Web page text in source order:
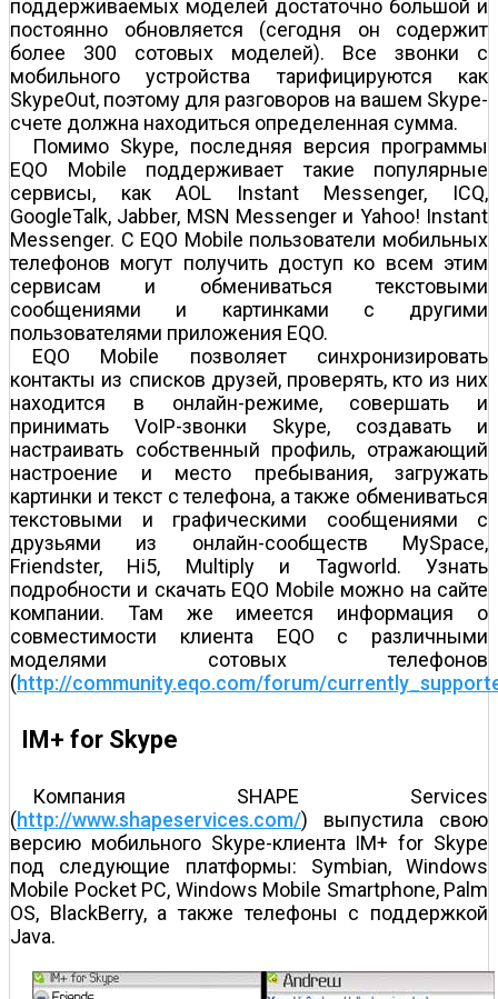
поддерживаемых моделей достаточно большой и
постоянно обновляется (сегодня он содержит
более 300 сотовых моделей). Все звонки с
мобильного устройства тарифицируются как
SkypeOut, поэтому для разговоров на вашем Skype-
счете должна находиться определенная сумма.
Помимо Skype, последняя версия программы
EQO Mobile поддерживает такие популярные
сервисы, как AOL Instant Messenger, ICQ,
GoogleTalk, Jabber, MSN Messenger и Yahoo! Instant
Messenger. С EQO Mobile пользователи мобильных
телефонов могут получить доступ ко всем этим
сервисам и обмениваться текстовыми
сообщениями и картинками с другими
пользователями приложения EQO.
EQO Mobile позволяет синхронизировать
контакты из списков друзей, проверять, кто из них
находится в онлайн-режиме, совершать и
принимать VoIP-звонки Skype, создавать и
настраивать собственный профиль, отражающий
настроение и место пребывания, загружать
картинки и текст с телефона, а также обмениваться
текстовыми и графическими сообщениями с
друзьями из онлайн-сообществ MySpace,
Friendster, Hi5, Multiply и Tagworld. Узнать
подробности и скачать EQO Mobile можно на сайте
компании. Там же имеется информация о
совместимости клиента EQO с различными
моделями сотовых телефонов
(http://community.eqo.com/forum/
IM+ for Skype
Компания SHAPE Services
(http://www.shapeservices.com/) выпустила свою
версию мобильного Skype-клиента IM+ for Skype
под следующие платформы: Symbian, Windows
Mobile Pocket PC, Windows Mobile Smartphone, Palm
OS, BlackBerry, а также телефоны с поддержкой
Java.